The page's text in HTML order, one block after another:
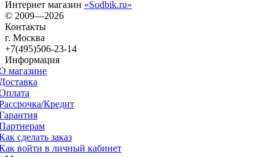
Интернет магазин «Sodbik.ru»
© 2009—2026
Контакты
г. Москва
+7(495)506-23-14
Информация
магазине
Кредит
сделать заказ
войти в личный кабинет